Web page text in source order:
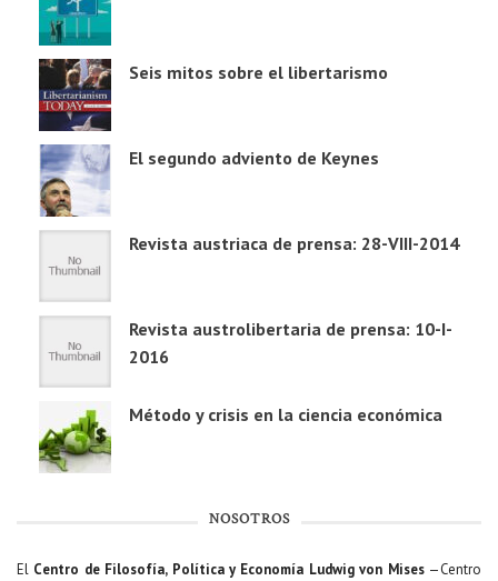
Seis mitos sobre el libertarismo
El segundo adviento de Keynes
Revista austriaca de prensa: 28-VIII-2014
Revista austrolibertaria de prensa: 10-I-
2016
Método y crisis en la ciencia económica
NOSOTROS
El Centro de Filosofía, Política y Economía Ludwig von Mises—Centro